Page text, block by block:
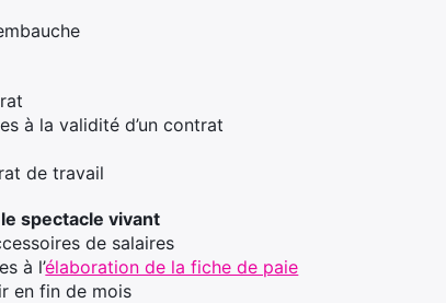
à la validité d’un contrat
de travail
spectacle vivant
de salaires
à l’élaboration de la fiche de paie
en fin de mois